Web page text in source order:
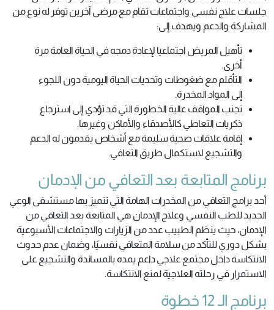
جلسات علاج نفسي واجتماعات تقام مع مرضى آخرين توفر له نوع من
المشاركة والدعم ويهدف إلى:
تأهيل المريض اجتماعيا لإعادة دمجه في الحياة العامة مرة
أخرى.
التأقلم مع ضغوطات وتحديات الحياة اليومية دون اللجوء
إلى المواد المخدرة.
تجنب المواقف عالية الخطورة التي قد تؤدي إلى استرجاع
ذكريات التعاطي كالأصدقاء والأماكن وغيرها.
إقامة علاقات صحية سليمة مع أشخاص يقدمون له الدعم
والتشجيع لاستكمال طريق التعافي.
برنامج المتابعة بعد التعافي من الإدمان
أحد برامج التعافي من المخدرات الهامة التي تتميز بها مستشفى الوعي
الجديد للطب النفسي وعلاج الإدمان هي المتابعة بعد التعافي من
الإدمان، حيث ينظم الطبيب عدد من الزيارات والاجتماعات الأسبوعية
بشكل دوري للتأكد من سلامة المتعافي نفسيًا، وضمان عدم حدوث
الانتكاسة داخل مجتمع علاجي داعم يمده بالمساندة والتشجيع على
الاستمرار في رحلته العلاجية لمنع الانتكاسة.
برنامج الـ 12 خطوة